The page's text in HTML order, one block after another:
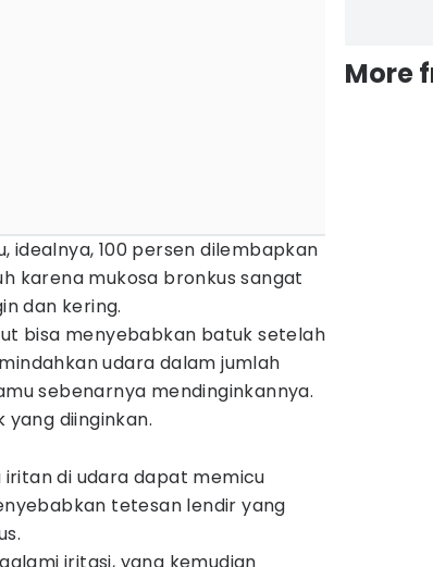
100 persen dilembapkan
karena mukosa bronkus sangat
dan kering.
bisa menyebabkan batuk setelah
udara dalam jumlah
sebenarnya mendinginkannya.
diinginkan.
iritan di udara dapat memicu
tetesan lendir yang
More